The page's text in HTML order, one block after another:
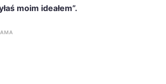
moim ideałem”.